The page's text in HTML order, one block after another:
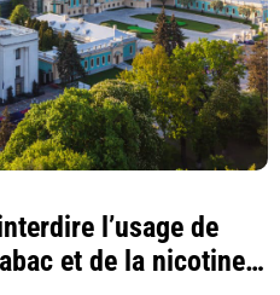
l’usage de
et de la nicotine